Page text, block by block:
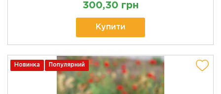
300,30 грн
Купити
Новинка Популярний